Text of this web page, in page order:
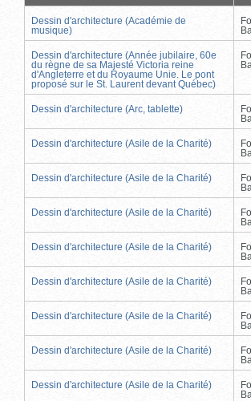
Dessin d'architecture (Académie de
musique)
Dessin d'architecture (Année jubilaire, 60e
du règne de sa Majesté Victoria reine
d'Angleterre et du Royaume Unie. Le pont
proposé sur le St. Laurent devant Québec)
Dessin d'architecture (Arc, tablette)
Dessin d'architecture (Asile de la Charité)
Dessin d'architecture (Asile de la Charité)
Dessin d'architecture (Asile de la Charité)
Dessin d'architecture (Asile de la Charité)
Dessin d'architecture (Asile de la Charité)
Dessin d'architecture (Asile de la Charité)
Dessin d'architecture (Asile de la Charité)
Dessin d'architecture (Asile de la Charité)